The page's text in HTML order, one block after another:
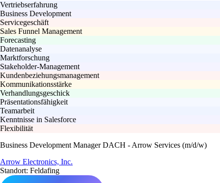
Vertriebserfahrung
Business Development
Servicegeschäft
Sales Funnel Management
Forecasting
Datenanalyse
Marktforschung
Stakeholder-Management
Kundenbeziehungsmanagement
Kommunikationsstärke
Verhandlungsgeschick
Präsentationsfähigkeit
Teamarbeit
Kenntnisse in Salesforce
Flexibilität
Business Development Manager DACH - Arrow Services (m/d/w)
Arrow Electronics, Inc.
Standort: Feldafing